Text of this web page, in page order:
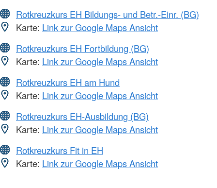
Rotkreuzkurs EH Bildungs- und Betr.-Einr. (BG)
Karte: Link zur Google Maps Ansicht
Rotkreuzkurs EH Fortbildung (BG)
Karte: Link zur Google Maps Ansicht
Rotkreuzkurs EH am Hund
Karte: Link zur Google Maps Ansicht
Rotkreuzkurs EH-Ausbildung (BG)
Karte: Link zur Google Maps Ansicht
Rotkreuzkurs Fit in EH
Karte: Link zur Google Maps Ansicht